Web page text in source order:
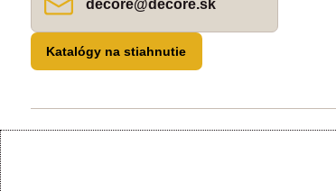
decore​@decore​.sk
Katalógy na stiahnutie